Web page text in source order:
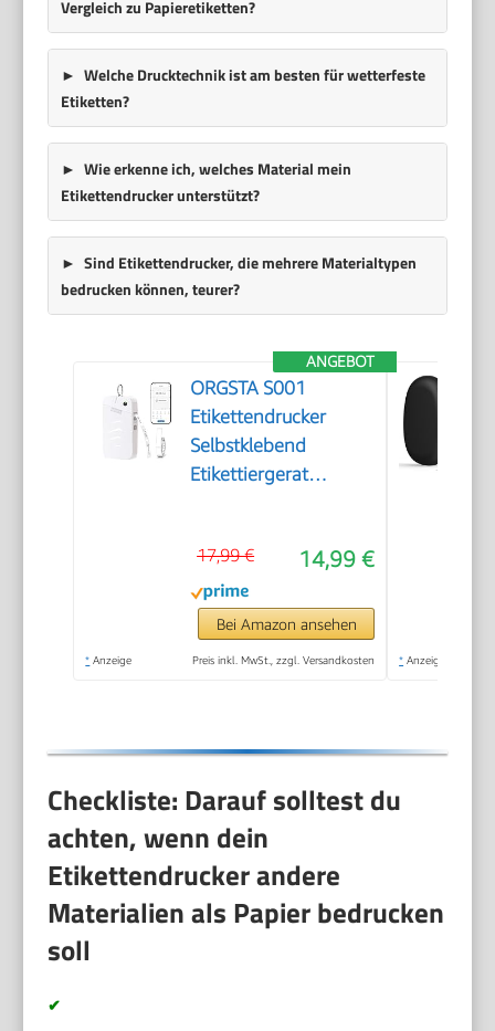
Vergleich zu Papieretiketten?
Welche Drucktechnik ist am besten für wetterfeste
Etiketten?
Wie erkenne ich, welches Material mein
Etikettendrucker unterstützt?
Sind Etikettendrucker, die mehrere Materialtypen
bedrucken können, teurer?
ANGEBOT
ORGSTA S001
Etikettendrucker
Selbstklebend
Etikettiergerat
14,99 €
17,99 €
Bei Amazon ansehen
* Anzeige Preis inkl. MwSt., zzgl. Versandkosten * Anzeige
Checkliste: Darauf solltest du
achten, wenn dein
Etikettendrucker andere
Materialien als Papier bedrucken
soll
✔